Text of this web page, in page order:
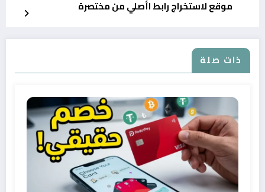
موقع لاستخراج رابط اأصلي من مختصرة
ذات صلة